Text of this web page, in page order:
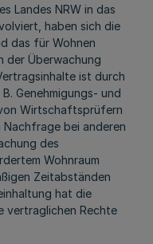
Landes NRW in das
haben sich die
das für Wohnen
der Überwachung
ist durch
Genehmigungs- und
Wirtschaftsprüfern
bei anderen
des
Wohnraum
Zeitabständen
hat die
vertraglichen Rechte